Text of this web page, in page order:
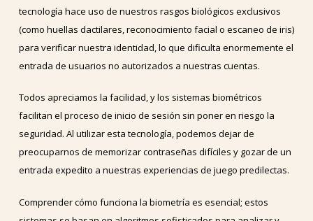
tecnología hace uso de nuestros rasgos biológicos exclusivos
(como huellas dactilares, reconocimiento facial o escaneo de iris)
para verificar nuestra identidad, lo que dificulta enormemente el
entrada de usuarios no autorizados a nuestras cuentas.
Todos apreciamos la facilidad, y los sistemas biométricos
facilitan el proceso de inicio de sesión sin poner en riesgo la
seguridad. Al utilizar esta tecnología, podemos dejar de
preocuparnos de memorizar contraseñas difíciles y gozar de un
entrada expedito a nuestras experiencias de juego predilectas.
Comprender cómo funciona la biometría es esencial; estos